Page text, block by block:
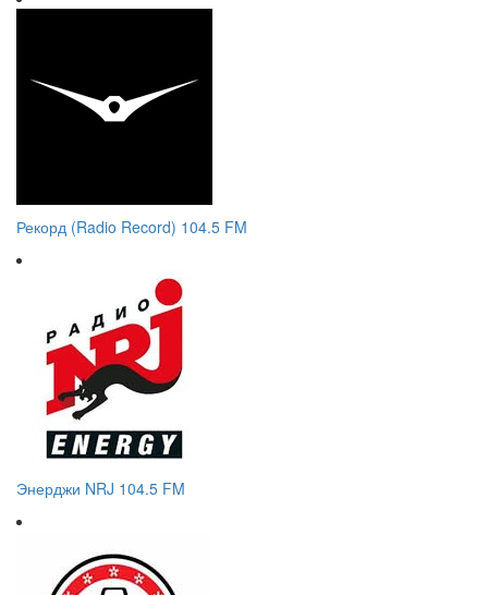
Рекорд (Radio Record) 104.5 FM
Энерджи NRJ 104.5 FM